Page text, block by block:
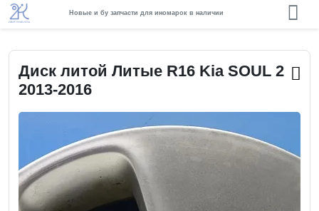
Новые и бу запчасти для иномарок в наличии
Диск литой Литые R16 Kia SOUL 2
2013-2016